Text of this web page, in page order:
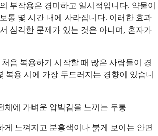
부작용은 경미하고 일시적입니다. 약물이
통 몇 시간 내에 사라집니다. 이러한 효과
심각한 문제가 있는 것은 아니며, 혼자가
처음 복용하기 시작할 때 많은 사람들이 경
복용 시에 가장 두드러지는 경향이 있습니
체에 가벼운 압박감을 느끼는 두통
게 느껴지고 분홍색이나 붉게 보이는 안면